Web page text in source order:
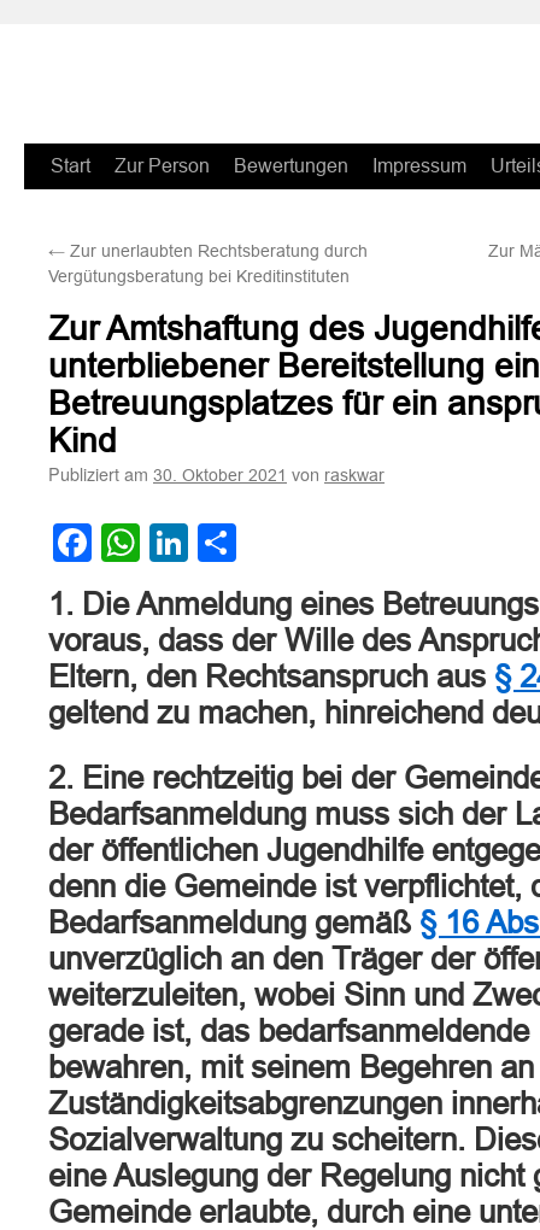
Zum
springen
Start Zur Person Bewertungen Impressum
← Zur unerlaubten Rechtsberatung durch
Vergütungsberatung bei Kreditinstituten
Zur
Zur Amtshaftung des
unterbliebener Bereitstellung
Betreuungsplatzes für ein
Kind
Publiziert am 30. Oktober 2021 von raskwar
Facebook
WhatsApp
LinkedIn
1. Die Anmeldung eines
voraus, dass der Wille des
Eltern, den Rechtsanspruch aus §
geltend zu machen, hinreichend
2. Eine rechtzeitig bei der
Bedarfsanmeldung muss sich der
der öffentlichen Jugendhilfe
denn die Gemeinde ist verpflichtet,
Bedarfsanmeldung gemäß § 16
unverzüglich an den Träger der
weiterzuleiten, wobei Sinn und
gerade ist, das
bewahren, mit seinem Begehren
Zuständigkeitsabgrenzungen
Sozialverwaltung zu scheitern.
eine Auslegung der Regelung nicht
Gemeinde erlaubte, durch eine